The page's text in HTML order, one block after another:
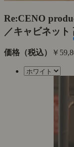
Re:CENO
／キャビネット
価格（税込） ￥